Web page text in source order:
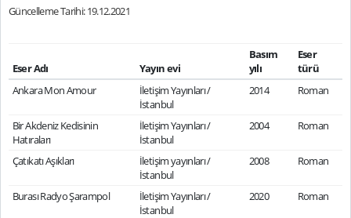
Güncelleme Tarihi: 19.12.2021
Eser Adı Yayın evi
Basım
yılı
Eser
türü
Ankara Mon Amour
İletişim Yayınları /
İstanbul
2014 Roman
Bir Akdeniz Kedisinin
Hatıraları
İletişim Yayınları /
İstanbul
2004 Roman
Çatıkatı Aşıkları
İletişim yayınları /
İstanbul
2008 Roman
Burası Radyo Şarampol
İletişim Yayınları /
İstanbul
2020 Roman